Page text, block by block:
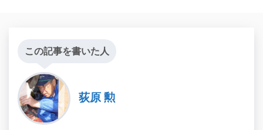
この記事を書いた人
荻原 勲